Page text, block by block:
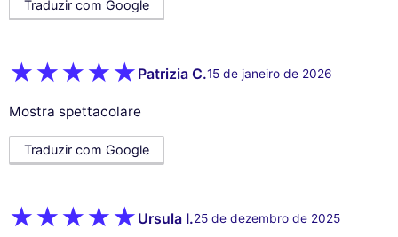
Traduzir com Google
Patrizia C.15 de janeiro de 2026
Mostra spettacolare
Traduzir com Google
Ursula I.25 de dezembro de 2025